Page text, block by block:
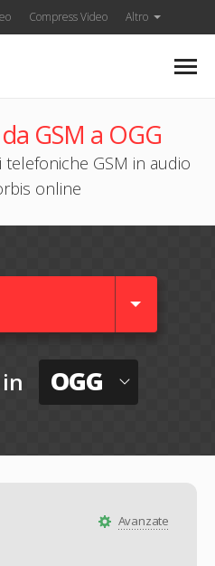
Compress Video Altro
GSM a OGG
GSM in audio
online
in OGG
Avanzate